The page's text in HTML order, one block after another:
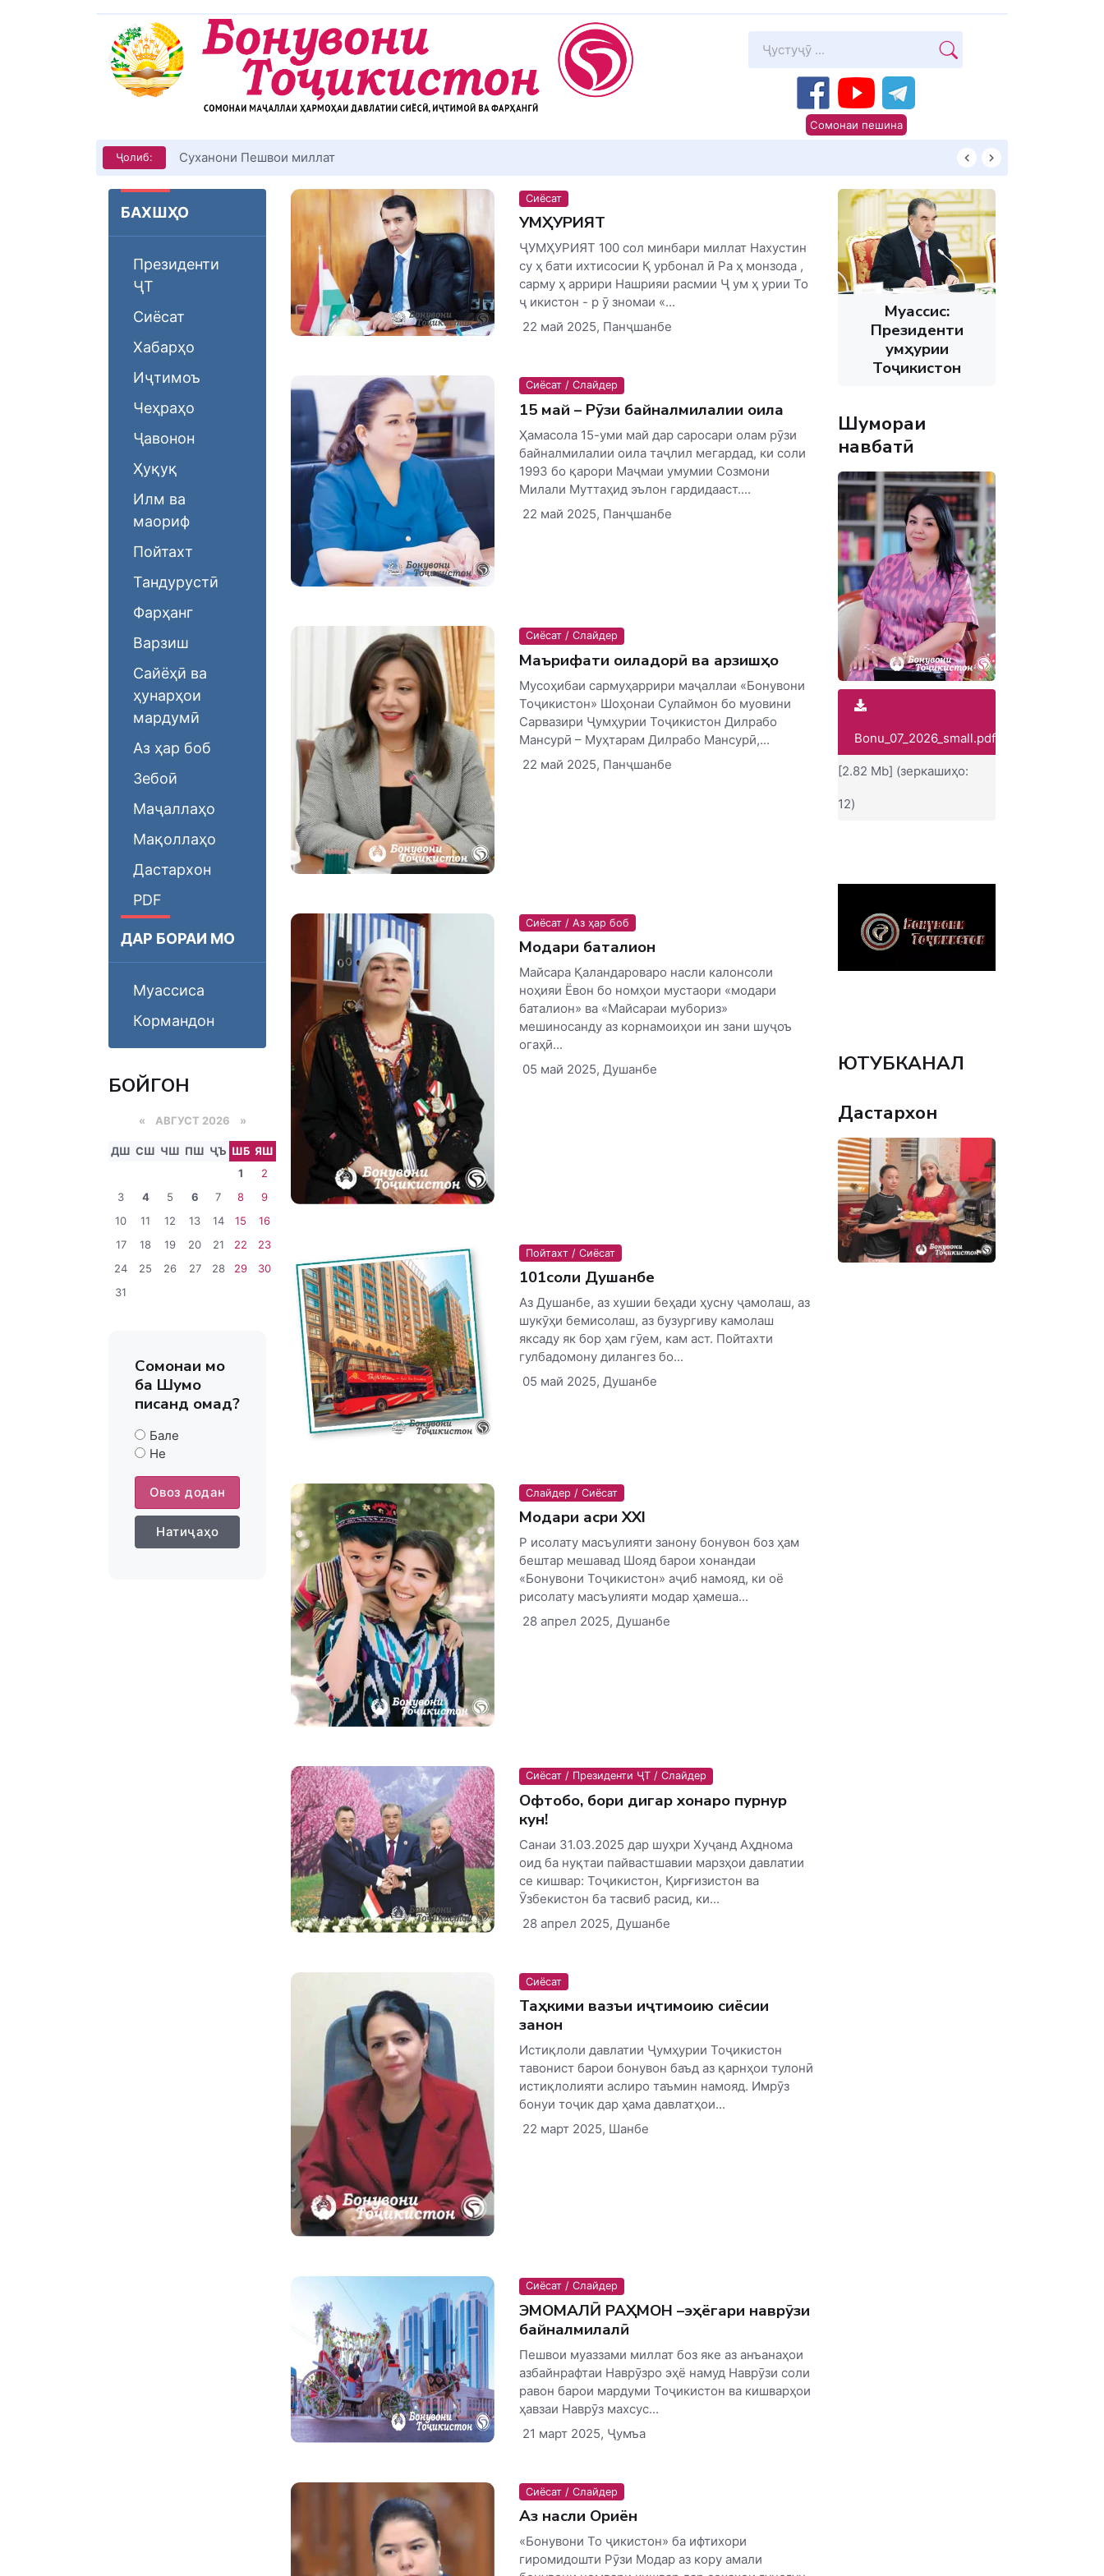
Сомонаи пешина
Ҷолиб: Суханони Пешвои миллат
БАХШҲО
Президенти
ҶТ
Сиёсат
Хабарҳо
Иҷтимоъ
Чеҳраҳо
Ҷавонон
Ҳуқуқ
Илм ва
маориф
Пойтахт
Тандурустӣ
Фарҳанг
Варзиш
Сайёҳӣ ва
ҳунарҳои
мардумӣ
Аз ҳар боб
Зебоӣ
Маҷаллаҳо
Мақоллаҳо
Дастархон
PDF
ДАР БОРАИ МО
Муассиса
Кормандон
БОЙГОНӢ
« АВГУСТ 2026 »
ДШ СШ ЧШ ПШ ҶЪ ШБ ЯШ
1
2
3
4 5 6 7 8
9
10
11 12 13 14 15
16
17
18 19 20 21 22
23
24
25 26 27 28 29
30
31
Сомонаи мо
ба Шумо
писанд омад?
Бале
Не
Овоз додан
Натиҷаҳо
Сиёсат
ҶУМҲУРИЯТ
ҶУМҲУРИЯТ 100 сол минбари миллат Нахустин
су ҳ бати ихтисосии Қ урбонал ӣ Ра ҳ монзода ,
сарму ҳ аррири Нашрияи расмии Ҷ ум ҳ урии То
ҷ икистон - р ӯ зномаи «...
22 май 2025, Панҷшанбе
Сиёсат / Слайдер
15 май – Рӯзи байналмилалии оила
Ҳамасола 15-уми май дар саросари олам рӯзи
байналмилалии оила таҷлил мегардад, ки соли
1993 бо қарори Маҷмаи умумии Созмони
Милали Муттаҳид эълон гардидааст....
22 май 2025, Панҷшанбе
Сиёсат / Слайдер
Маърифати оиладорӣ ва арзишҳо
Мусоҳибаи сармуҳаррири маҷаллаи «Бонувони
Тоҷикистон» Шоҳонаи Сулаймон бо муовини
Сарвазири Ҷумҳурии Тоҷикистон Дилрабо
Мансурӣ – Муҳтарам Дилрабо Мансурӣ,...
22 май 2025, Панҷшанбе
Сиёсат / Аз ҳар боб
Модари баталион
Майсара Қаландароваро насли калонсоли
ноҳияи Ёвон бо номҳои мустаори «модари
баталион» ва «Майсараи мубориз»
мешиносанду аз корнамоиҳои ин зани шуҷоъ
огаҳӣ...
05 май 2025, Душанбе
Пойтахт / Сиёсат
101соли Душанбе
Аз Душанбе, аз хушии беҳади ҳусну ҷамолаш, аз
шукӯҳи бемисолаш, аз бузургиву камолаш
яксаду як бор ҳам гӯем, кам аст. Пойтахти
гулбадомону дилангез бо...
05 май 2025, Душанбе
Слайдер / Сиёсат
Модари асри XXI
Р исолату масъулияти занону бонувон боз ҳам
бештар мешавад Шояд барои хонандаи
«Бонувони Тоҷикис­тон» аҷиб намояд, ки оё
рисолату масъулияти модар ҳамеша...
28 апрел 2025, Душанбе
Сиёсат / Президенти ҶТ / Слайдер
Офтобо, бори дигар хонаро пурнур
кун!
Санаи 31.03.2025 дар шуҳри Хуҷанд Аҳднома
оид ба нуқтаи пайвастшавии марзҳои давлатии
се кишвар: Тоҷикистон, Қирғизистон ва
Ӯзбекистон ба тасвиб расид, ки...
28 апрел 2025, Душанбе
Сиёсат
Таҳкими вазъи иҷтимоию сиёсии
занон
Истиқлоли давлатии Ҷумҳурии Тоҷикистон
тавонист барои бонувон баъд аз қарнҳои тулонӣ
истиқлолияти аслиро таъмин намояд. Имрӯз
бонуи тоҷик дар ҳама давлатҳои...
22 март 2025, Шанбе
Сиёсат / Слайдер
ЭМОМАЛӢ РАҲМОН –эҳёгари наврӯзи
байналмилалӣ
Пешвои муаззами миллат боз яке аз анъанаҳои
азбайнрафтаи Наврӯзро эҳё намуд Наврӯзи соли
равон барои мардуми Тоҷикистон ва кишварҳои
ҳавзаи Наврӯз махсус...
21 март 2025, Ҷумъа
Сиёсат / Слайдер
Аз насли Ориён
«Бонувони То ҷикистон» ба ифтихори
гиромидошти Рӯзи Модар аз кору амали
Муассис:
Президенти
Ҷумҳурии
Тоҷикистон
Шумораи
навбатӣ
Bonu_07_2026_small.pdf
[2.82 Mb] (зеркашиҳо:
12)
ЮТУБКАНАЛ
Дастархон